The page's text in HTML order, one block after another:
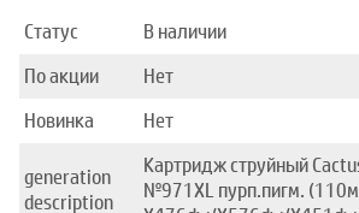
Статус
В наличии
По акции
Нет
Новинка
Нет
generation
description
Картридж струйный
№971XL пурп.пигм.